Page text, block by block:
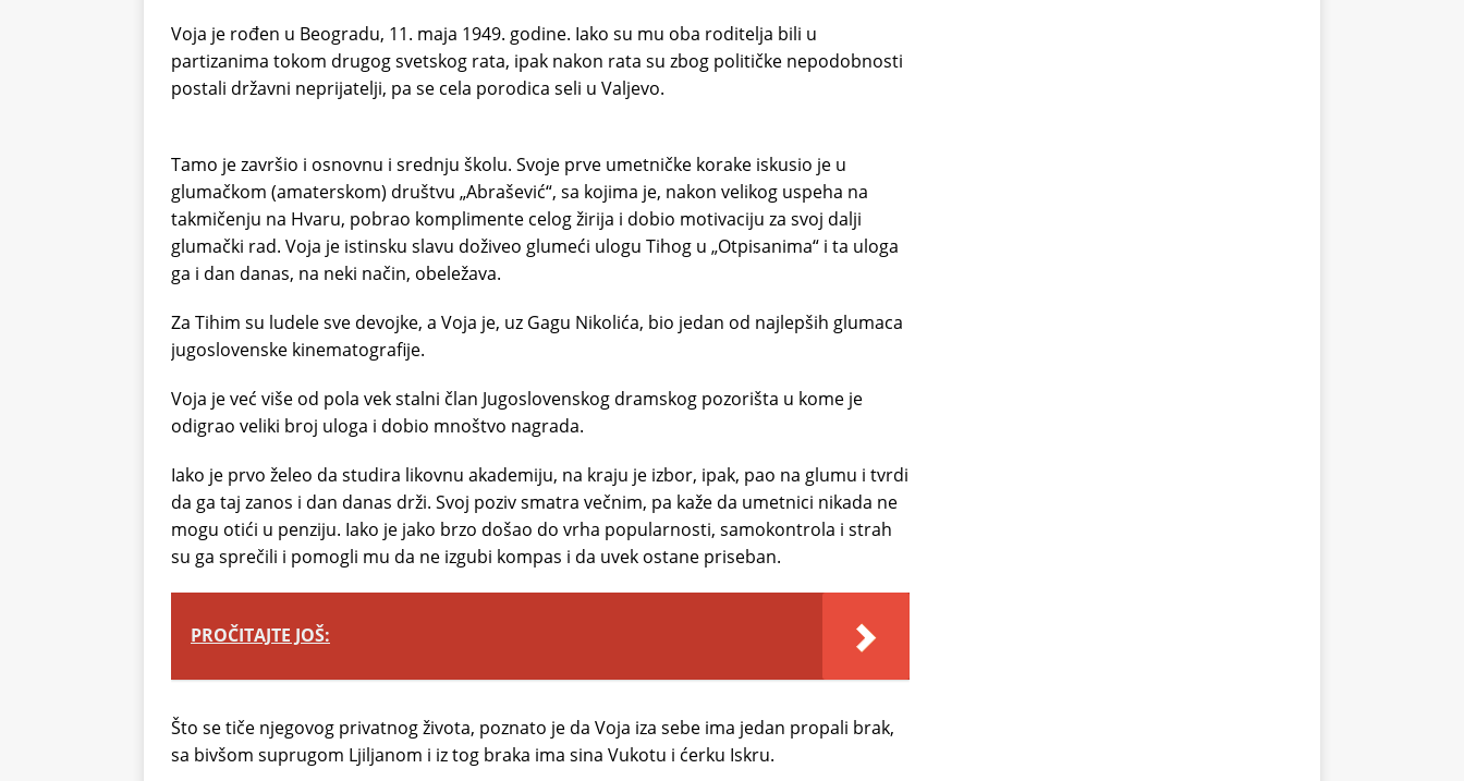
Voja je rođen u Beogradu, 11. maja 1949. godine. Iako su mu oba roditelja bili u
partizanima tokom drugog svetskog rata, ipak nakon rata su zbog političke nepodobnosti
postali državni neprijatelji, pa se cela porodica seli u Valjevo.
Tamo je završio i osnovnu i srednju školu. Svoje prve umetničke korake iskusio je u
glumačkom (amaterskom) društvu „Abrašević“, sa kojima je, nakon velikog uspeha na
takmičenju na Hvaru, pobrao komplimente celog žirija i dobio motivaciju za svoj dalji
glumački rad. Voja je istinsku slavu doživeo glumeći ulogu Tihog u „Otpisanima“ i ta uloga
ga i dan danas, na neki način, obeležava.
Za Tihim su ludele sve devojke, a Voja je, uz Gagu Nikolića, bio jedan od najlepših glumaca
jugoslovenske kinematografije.
Voja je već više od pola vek stalni član Jugoslovenskog dramskog pozorišta u kome je
odigrao veliki broj uloga i dobio mnoštvo nagrada.
Iako je prvo želeo da studira likovnu akademiju, na kraju je izbor, ipak, pao na glumu i tvrdi
da ga taj zanos i dan danas drži. Svoj poziv smatra večnim, pa kaže da umetnici nikada ne
mogu otići u penziju. Iako je jako brzo došao do vrha popularnosti, samokontrola i strah
su ga sprečili i pomogli mu da ne izgubi kompas i da uvek ostane priseban.
PROČITAJTE JOŠ:
Što se tiče njegovog privatnog života, poznato je da Voja iza sebe ima jedan propali brak,
sa bivšom suprugom Ljiljanom i iz tog braka ima sina Vukotu i ćerku Iskru.